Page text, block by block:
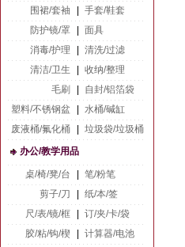
围裙/套袖
手套/鞋套
防护镜/罩
面具
消毒/护理
清洗/过滤
清洁/卫生
收纳/整理
毛刷
自封/铝箔袋
塑料/不锈钢盆
水桶/碱缸
废液桶/氟化桶
垃圾袋/垃圾桶
办公/教学用品
桌/椅/凳/台
笔/粉笔
剪子/刀
纸/本/签
尺/表/镜/框
订/夹/卡/袋
胶/粘/钩/楔
计算器/电池